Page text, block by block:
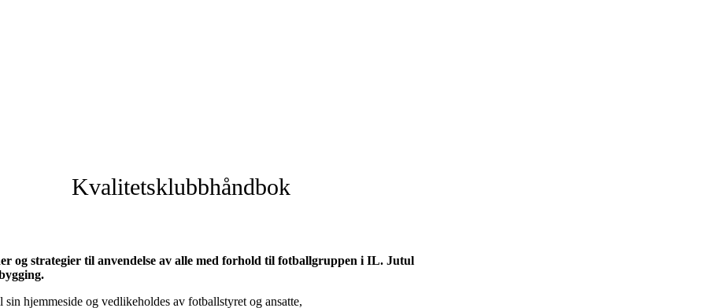
Kvalitetsklubbhåndbok
og strategier til anvendelse av alle med forhold til fotballgruppen i IL. Jutul
hjemmeside og vedlikeholdes av fotballstyret og ansatte,